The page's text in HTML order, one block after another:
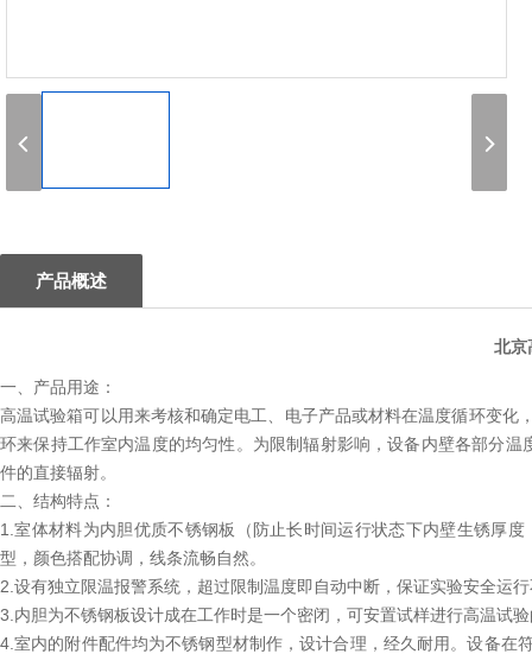
产品概述
北京
一、产品用途：
高温试验箱可以用来考核和确定电工、电子产品或材料在温度循环变
环来保持工作室内温度的均匀性。为限制辐射影响，设备内壁各部分
件的直接辐射。
二、结构特点：
1.室体材料为内胆优质不锈钢板（防止长时间运行状态下内壁生锈厚
型，颜色搭配协调，线条流畅自然。
2.设有独立限温报警系统，超过限制温度即自动中断，保证实验安全运
3.内胆为不锈钢板设计成在工作时是一个密闭，可安置试样进行高温试
4.室内的附件配件均为不锈钢型材制作，设计合理，经久耐用。设备